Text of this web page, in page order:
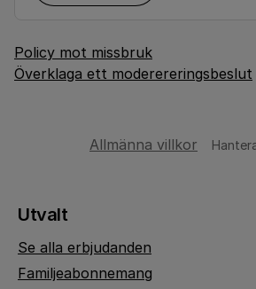
Policy mot missbruk
Överklaga ett moderereringsbeslut
Allmänna villkor
Utvalt
Se alla erbjudanden
Familjeabonnemang